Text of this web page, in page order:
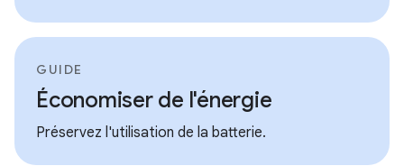
GUIDE
Économiser de l'énergie
Préservez l'utilisation de la batterie.